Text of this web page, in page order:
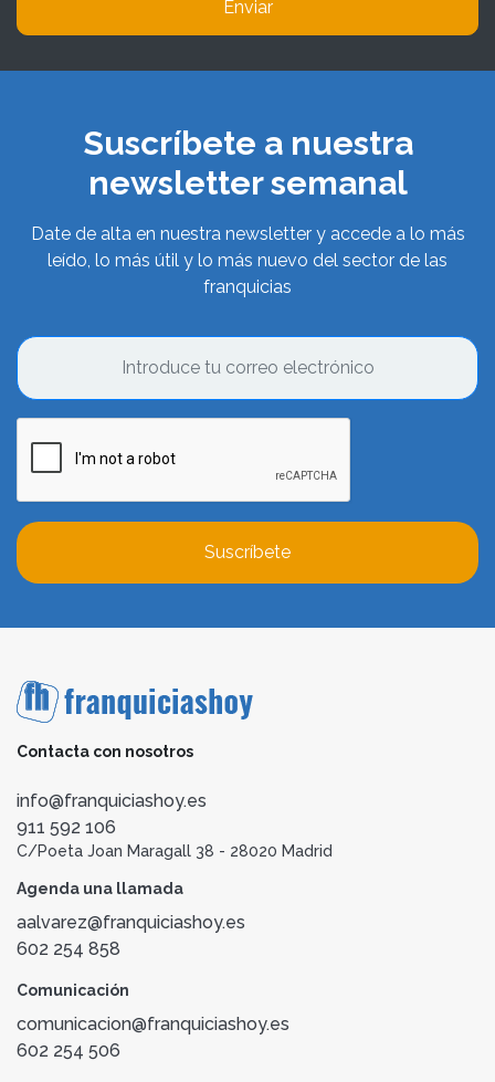
Enviar
Suscríbete a nuestra
newsletter semanal
Date de alta en nuestra newsletter y accede a lo más
leído, lo más útil y lo más nuevo del sector de las
franquicias
Suscríbete
Contacta con nosotros
info@franquiciashoy.es
911 592 106
C/Poeta Joan Maragall 38 - 28020 Madrid
Agenda una llamada
aalvarez@franquiciashoy.es
602 254 858
Comunicación
comunicacion@franquiciashoy.es
602 254 506